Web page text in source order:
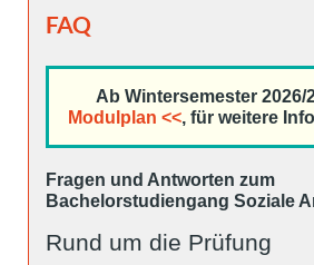
FAQ
Ab Wintersemester 2026/
Modulplan <<, für weitere
Fragen und Antworten zum
Bachelorstudiengang Soziale
Rund um die Prüfung